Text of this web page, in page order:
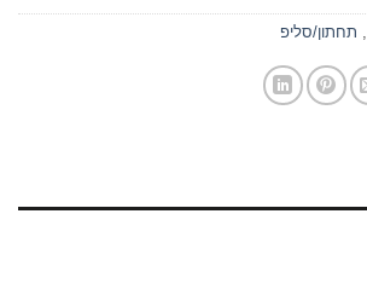
תחתון/סליפ